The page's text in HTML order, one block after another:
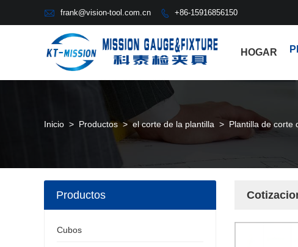
 frank@vision-tool.com.cn  +86-15916856150
HOGAR
Inicio > Productos > el corte de la plantilla > Plantilla de corte
Productos
Cubos